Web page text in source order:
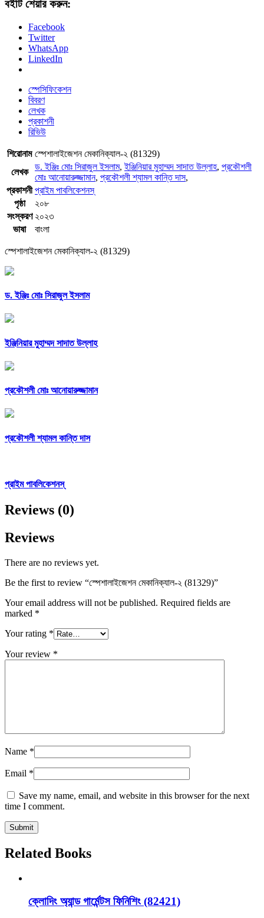
বইটি শেয়ার করুন:
Facebook
Twitter
WhatsApp
LinkedIn
স্পেসিফিকেশন
বিবরণ
লেখক
প্রকাশনী
রিভিউ
শিরোনাম স্পেশালাইজেশন মেকানিক্যাল-২ (81329)
লেখক
ড. ইঞ্জিঃ মোঃ সিরাজুল ইসলাম,ইঞ্জিনিয়ার মুহাম্মদ সাদাত উল্লাহ, প্রকৌশলী
মোঃ আনোয়ারুজ্জামান, প্রকৌশলী শ্যামল কান্তি দাস,
প্রকাশনী প্রাইম পাবলিকেশনস্
পৃষ্ঠা
২০৮
সংস্করণ ২০২৩
ভাষা
বাংলা
স্পেশালাইজেশন মেকানিক্যাল-২ (81329)
ড. ইঞ্জিঃ মোঃ সিরাজুল ইসলাম
ইঞ্জিনিয়ার মুহাম্মদ সাদাত উল্লাহ
প্রকৌশলী মোঃ আনোয়ারুজ্জামান
প্রকৌশলী শ্যামল কান্তি দাস
প্রাইম পাবলিকেশনস্
Reviews (0)
Reviews
There are no reviews yet.
Be the first to review “স্পেশালাইজেশন মেকানিক্যাল-২ (81329)”
Your email address will not be published. Required fields are
marked *
Your rating *
Your review *
Name *
Email *
Save my name, email, and website in this browser for the next
time I comment.
Related Books
ক্লোদিং অ্যান্ড গার্মেন্টস ফিনিশিং (82421)